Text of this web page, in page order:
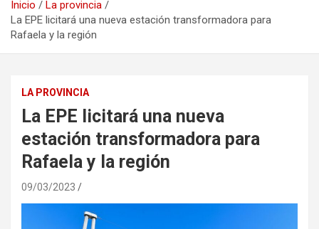
Inicio
La provincia
La EPE licitará una nueva estación transformadora para
Rafaela y la región
LA PROVINCIA
La EPE licitará una nueva
estación transformadora para
Rafaela y la región
09/03/2023